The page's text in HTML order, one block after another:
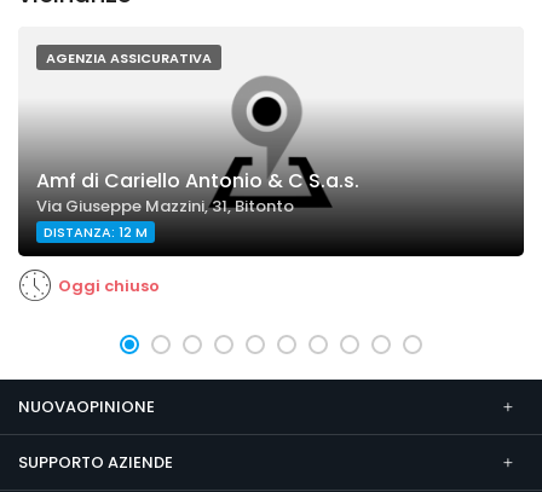
AGENZIA ASSICURATIVA
Amf di Cariello Antonio & C S.a.s.
Via Giuseppe Mazzini, 31, Bitonto
DISTANZA: 12 M
Oggi chiuso
NUOVAOPINIONE
SUPPORTO AZIENDE